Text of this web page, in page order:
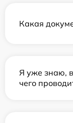
Какая
Я уже знаю,
чего